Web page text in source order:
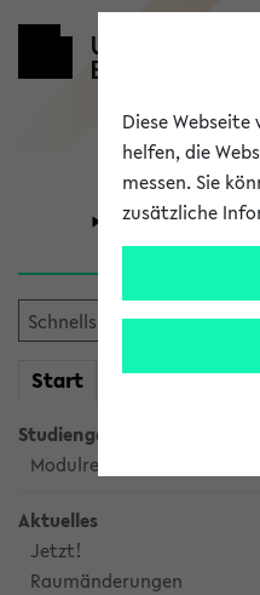
Universität
Start meineKVV
Studiengangsauswahl
Modulrecherche
Aktuelles
Jetzt!
Raumänderungen
Diese
helfen, die
messen. Sie
zusätzliche